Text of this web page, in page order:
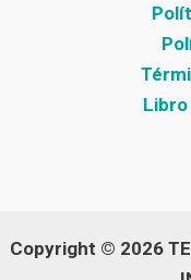
Copyright © 2026